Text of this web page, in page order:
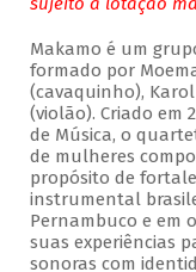
Makamo é um
formado por
(cavaquinho),
(violão). Criado em
de Música, o
de mulheres
propósito de
instrumental
Pernambuco e em
suas experiências
sonoras com